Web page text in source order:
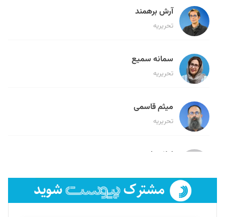
آرش برهمند
تحریریه
سمانه سمیع
تحریریه
میثم قاسمی
تحریریه
لیلا حنارود
فائزه فتحی رستمی